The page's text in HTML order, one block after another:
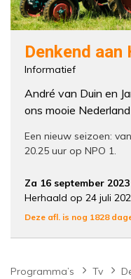
Denkend aan
Informatief
André van Duin en
ons mooie
Een nieuw seizoen:
20.25 uur op NPO 1.
Za 16 september 2023
Herhaald op 24 juli
Deze afl. is nog 1828
Programma’s Tv